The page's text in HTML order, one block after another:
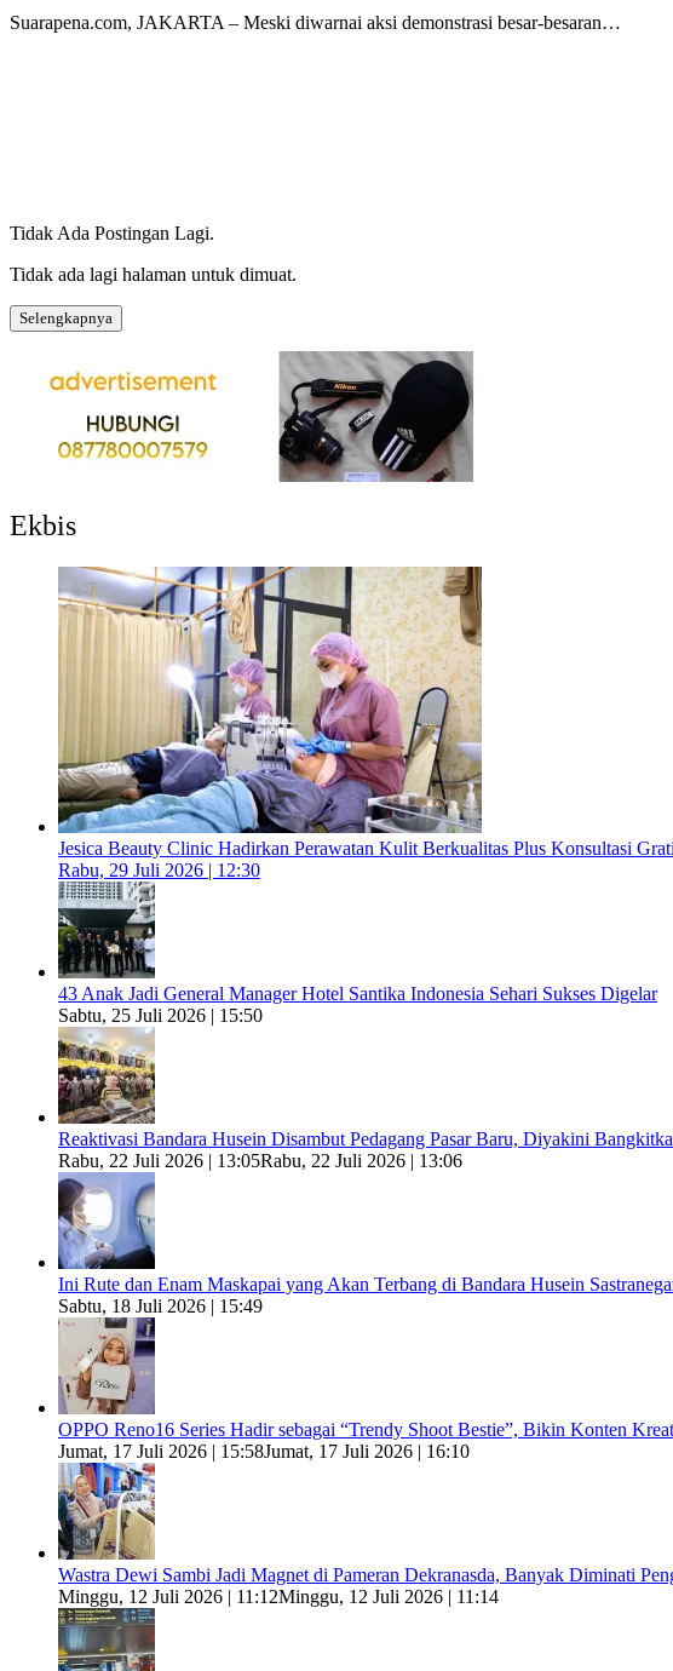
Suarapena.com, JAKARTA – Meski diwarnai aksi demonstrasi besar-besaran…
Tidak Ada Postingan Lagi.
Tidak ada lagi halaman untuk dimuat.
Selengkapnya
Ekbis
Jesica Beauty Clinic Hadirkan Perawatan Kulit Berkualitas Plus Konsultasi
Rabu, 29 Juli 2026 | 12:30
43 Anak Jadi General Manager Hotel Santika Indonesia Sehari Sukses Digelar
Sabtu, 25 Juli 2026 | 15:50
Reaktivasi Bandara Husein Disambut Pedagang Pasar Baru, Diyakini
Rabu, 22 Juli 2026 | 13:05Rabu, 22 Juli 2026 | 13:06
Ini Rute dan Enam Maskapai yang Akan Terbang di Bandara Husein
Sabtu, 18 Juli 2026 | 15:49
OPPO Reno16 Series Hadir sebagai “Trendy Shoot Bestie”, Bikin Konten
Jumat, 17 Juli 2026 | 15:58Jumat, 17 Juli 2026 | 16:10
Wastra Dewi Sambi Jadi Magnet di Pameran Dekranasda, Banyak Diminati
Minggu, 12 Juli 2026 | 11:12Minggu, 12 Juli 2026 | 11:14